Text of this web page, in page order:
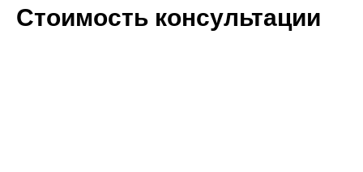
Стоимость консультации